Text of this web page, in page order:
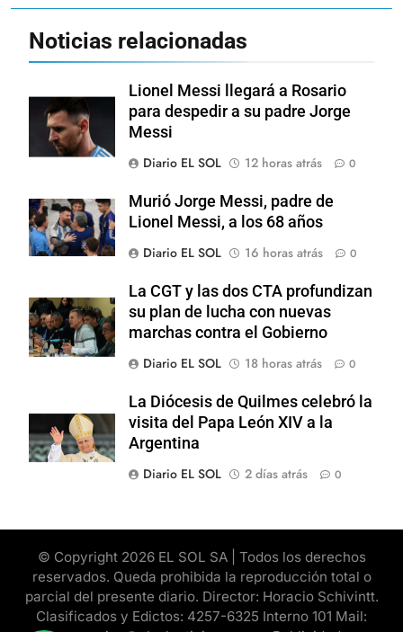
Noticias relacionadas
Lionel Messi llegará a Rosario
para despedir a su padre Jorge
Messi
Diario EL SOL
12 horas atrás 0
Murió Jorge Messi, padre de
Lionel Messi, a los 68 años
Diario EL SOL
16 horas atrás 0
La CGT y las dos CTA profundizan
su plan de lucha con nuevas
marchas contra el Gobierno
Diario EL SOL
18 horas atrás 0
La Diócesis de Quilmes celebró la
visita del Papa León XIV a la
Argentina
Diario EL SOL
2 días atrás 0
© Copyright 2026 EL SOL SA | Todos los derechos
reservados. Queda prohibida la reproducción total o
parcial del presente diario. Director: Horacio Schivintt.
Clasificados y Edictos: 4257-6325 Interno 101 Mail: